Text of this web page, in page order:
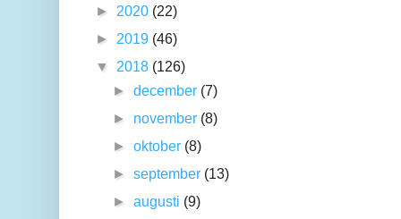
► 2020 (22)
► 2019 (46)
▼ 2018 (126)
►december (7)
► november (8)
►oktober (8)
►september (13)
►augusti (9)